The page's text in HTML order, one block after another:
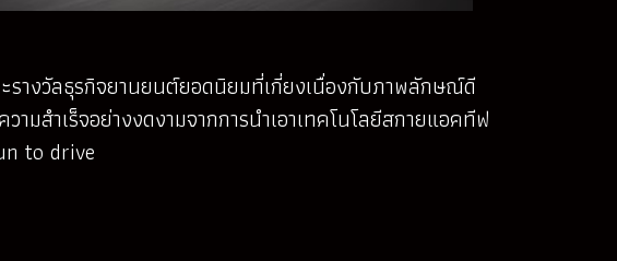
รางวัลธุรกิจยานยนต์ยอดนิยมที่เกี่ยงเนื่องกับภาพลักษณ์ดี
สำเร็จอย่างงดงามจากการนำเอาเทคโนโลยีสกายแอคทีฟ
to drive